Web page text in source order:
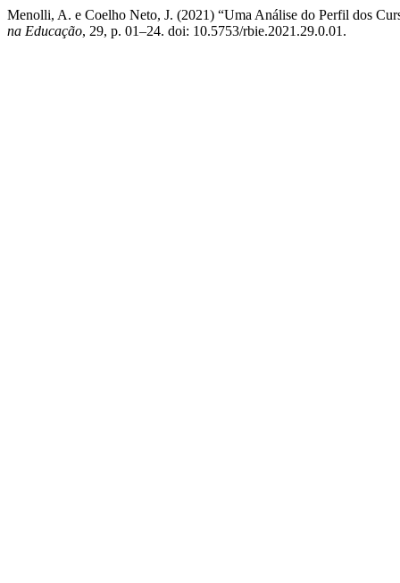
Menolli, A. e Coelho Neto, J. (2021) “Uma Análise do Perfil dos
na Educação, 29, p. 01–24. doi: 10.5753/rbie.2021.29.0.01.